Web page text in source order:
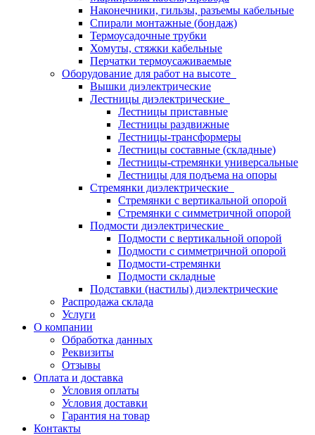
Наконечники, гильзы, разъемы кабельные
Спирали монтажные (бондаж)
Термоусадочные трубки
Хомуты, стяжки кабельные
Перчатки термоусаживаемые
Оборудование для работ на высоте
Вышки диэлектрические
Лестницы диэлектрические
Лестницы приставные
Лестницы раздвижные
Лестницы-трансформеры
Лестницы составные (складные)
Лестницы-стремянки универсальные
Лестницы для подъема на опоры
Стремянки диэлектрические
Стремянки с вертикальной опорой
Стремянки с симметричной опорой
Подмости диэлектрические
Подмости с вертикальной опорой
Подмости с симметричной опорой
Подмости-стремянки
Подмости складные
Подставки (настилы) диэлектрические
Распродажа склада
Услуги
О компании
Обработка данных
Реквизиты
Отзывы
Оплата и доставка
Условия оплаты
Условия доставки
Гарантия на товар
Контакты